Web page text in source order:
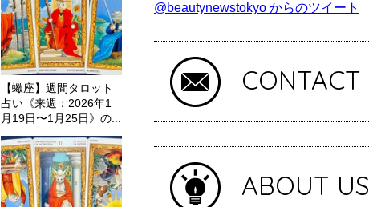
【蠍座】週間タロット
占い《来週：2026年1
月19日〜1月25日》の...
@beautynewstokyo からのツイート
CONTACT
ABOUT US